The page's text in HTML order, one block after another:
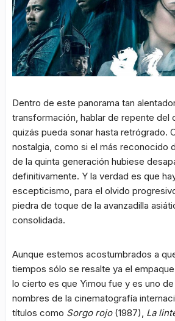
Dentro de este panorama tan
transformación, hablar de repente del
quizás pueda sonar hasta retrógrado.
nostalgia, como si el más reconocido
de la quinta generación hubiese
definitivamente. Y la verdad es que
escepticismo, para el olvido
piedra de toque de la avanzadilla
consolidada.
Aunque estemos acostumbrados a
tiempos sólo se resalte ya el
lo cierto es que Yimou fue y es uno
nombres de la cinematografía
títulos como Sorgo rojo (1987), La